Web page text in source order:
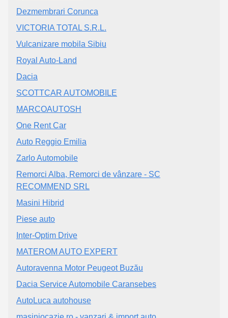
Dezmembrari Corunca
VICTORIA TOTAL S.R.L.
Vulcanizare mobila Sibiu
Royal Auto-Land
Dacia
SCOTTCAR AUTOMOBILE
MARCOAUTOSH
One Rent Car
Auto Reggio Emilia
Zarlo Automobile
Remorci Alba, Remorci de vânzare - SC
RECOMMEND SRL
Masini Hibrid
Piese auto
Inter-Optim Drive
MATEROM AUTO EXPERT
Autoravenna Motor Peugeot Buzău
Dacia Service Automobile Caransebes
AutoLuca autohouse